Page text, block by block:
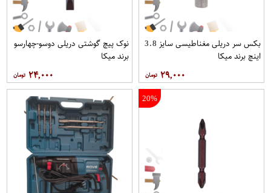
بکس سر دریلی مغناطیسی سایز 3.8
اینچ برند میکا
۲۹,۰۰۰
نوک پیچ گوشتی دریلی دوسو-چهارسو
برند میکا
۲۴,۰۰۰
20%